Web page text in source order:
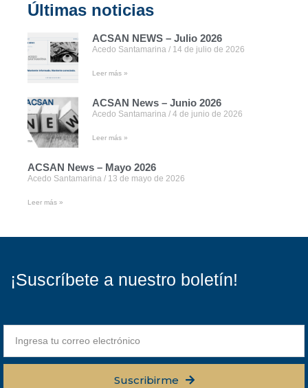
Últimas noticias
ACSAN NEWS – Julio 2026
Acedo Santamarina 14 de julio de 2026
Leer más »
ACSAN News – Junio 2026
Acedo Santamarina 4 de junio de 2026
Leer más »
ACSAN News – Mayo 2026
Acedo Santamarina 13 de mayo de 2026
Leer más »
¡Suscríbete a nuestro boletín!
Suscribirme